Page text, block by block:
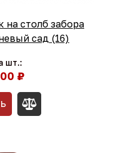
на столб забора
сад (16)
шт.:
₽